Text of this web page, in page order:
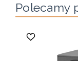
Polecamy